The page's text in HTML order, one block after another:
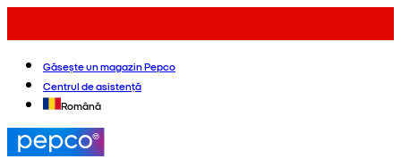
Găsește un magazin Pepco
Centrul de asistență
Română